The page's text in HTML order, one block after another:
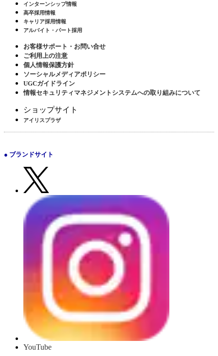
インターンシップ情報
高卒採用情報
キャリア採用情報
アルバイト・パート採用
お客様サポート・お問い合せ
ご利用上の注意
個人情報保護方針
ソーシャルメディアポリシー
UGCガイドライン
情報セキュリティマネジメントシステムへの取り組みについて
ショップサイト
アイリスプラザ
● ブランドサイト
YouTube